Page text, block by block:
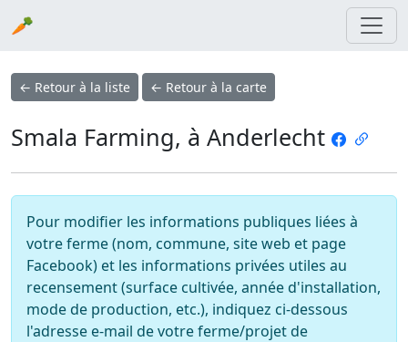
🥕
← Retour à la liste ← Retour à la carte
Smala Farming, à Anderlecht
Pour modifier les informations publiques liées à
votre ferme (nom, commune, site web et page
Facebook) et les informations privées utiles au
recensement (surface cultivée, année d'installation,
mode de production, etc.), indiquez ci-dessous
l'adresse e-mail de votre ferme/projet de